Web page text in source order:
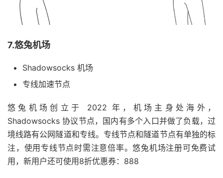
7.悠兔机场
Shadowsocks 机场
专线加速节点
悠兔机场创立于 2022 年，机场主身处海外，
Shadowsocks 协议节点，国内有多个入口并做了负载，过
境线路有公网隧道和专线。专线节点和隧道节点有单独的标
注，使用专线节点时需注意倍率。悠兔机场注册可免费试
用，新用户还可使用8折优惠券：888